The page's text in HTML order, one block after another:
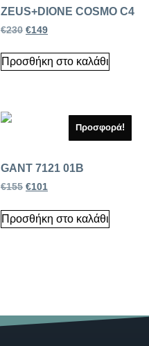
ZEUS+DIONE COSMO C4
€230 €149
Προσθήκη στο καλάθι
Προσφορά!
GANT 7121 01B
€155 €101
Προσθήκη στο καλάθι